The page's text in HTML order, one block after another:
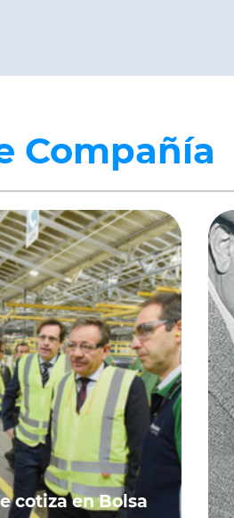
Compañía
cotiza en Bolsa